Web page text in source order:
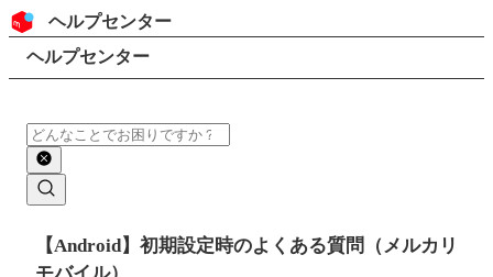
コンテンツにスキップ
ヘッダー
ヘルプセンター
検索
パンくずリスト
ヘルプセンター
検索
メインコンテンツ
【Android】初期設定時のよくある質問（メルカリ